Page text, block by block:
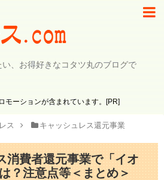
、お得好きなコタツ丸のブログで
モーションが含まれています。[PR]
ス キャッシュレス還元事業
消費者還元事業で「イオ
？注意点等＜まとめ＞